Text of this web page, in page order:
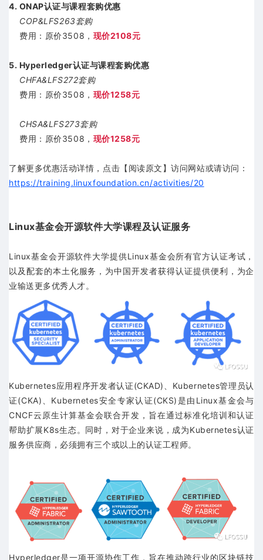
4. ONAP认证与课程套购优惠
COP&LFS263套购
费用：原价3508， 现价2108元
5. Hyperledger认证与课程套购优惠
CHFA&LFS272套购
费用：原价3508， 现价1258元
CHSA&LFS273套购
费用：原价3508， 现价1258元
了解更多优惠活动详情， 点击【阅读原文】访问网站或请访问：
https://training.linuxfoundation.cn/activities/20
Linux基金会开源软件大学课程及认证服务
Linux基金会开源软件大学提供Linux基金会所有官方认证考试，
以及配套的本土化服务，为中国开发者获得认证提供便利，为企
业输送更多优秀人才。
Kubernetes应用程序开发者认证(CKAD)、Kubernetes管理员认
证(CKA)、Kubernetes安全专家认证(CKS)是由Linux基金会与
CNCF云原生计算基金会联合开发，旨在通过标准化培训和认证
帮助扩展K8s生态。同时，对于企业来说，成为Kubernetes认证
服务供应商，必须拥有三个或以上的认证工程师。
Hyperledger是一项开源协作工作，旨在推动跨行业的区块链技